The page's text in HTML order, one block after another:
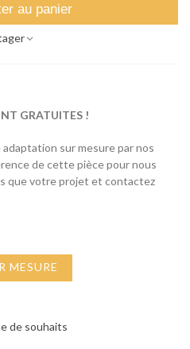
au panier
GRATUITES !
sur mesure par nos
de cette pièce pour nous
que votre projet et contactez
MESURE
de souhaits